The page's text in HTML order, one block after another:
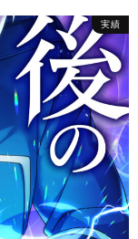
実績